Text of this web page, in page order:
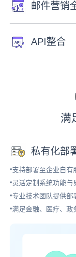
邮件营销
API整合
满
私有化部
•支持部署至企业自
•灵活定制系统功能
•专业技术团队提供
•满足金融、医疗、